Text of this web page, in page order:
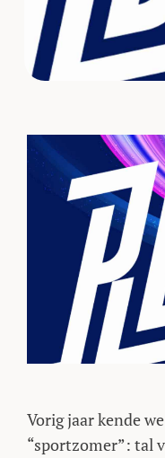
Vorig jaar kende
“sportzomer”: tal